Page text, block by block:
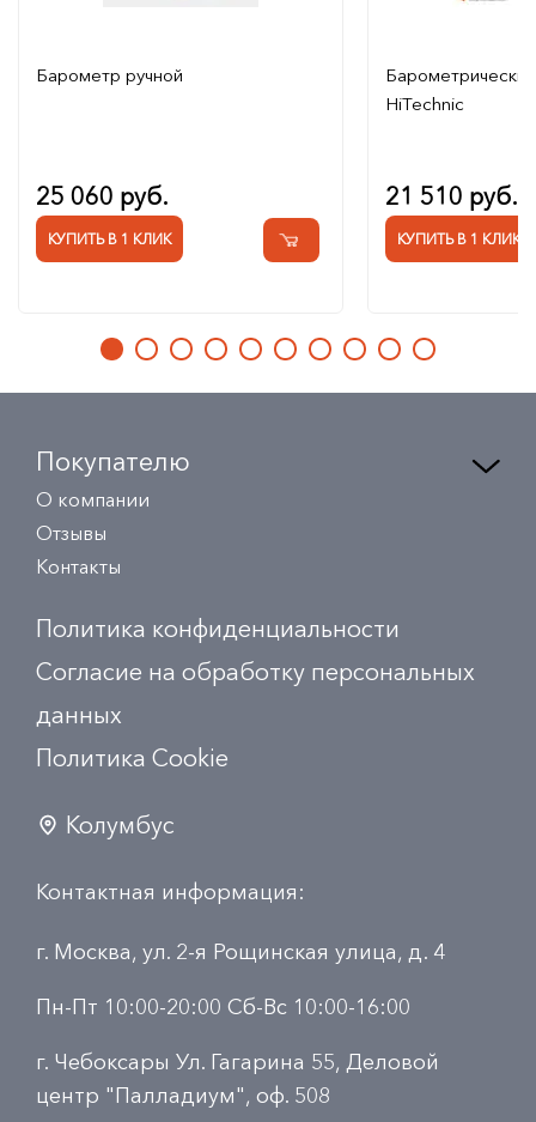
Барометр ручной
25 060 руб.
КУПИТЬ В 1 КЛИК
HiTechnic
21 510 руб.
КУПИТЬ В 1 КЛИК
Покупателю
О компании
Отзывы
Контакты
Политика конфиденциальности
Согласие на обработку персональных
данных
Политика Сookie
Колумбус
Контактная информация:
г. Москва, ул. 2-я Рощинская улица, д. 4
Пн-Пт 10:00-20:00 Сб-Вс 10:00-16:00
г. Чебоксары Ул. Гагарина 55, Деловой
центр "Палладиум", оф. 508